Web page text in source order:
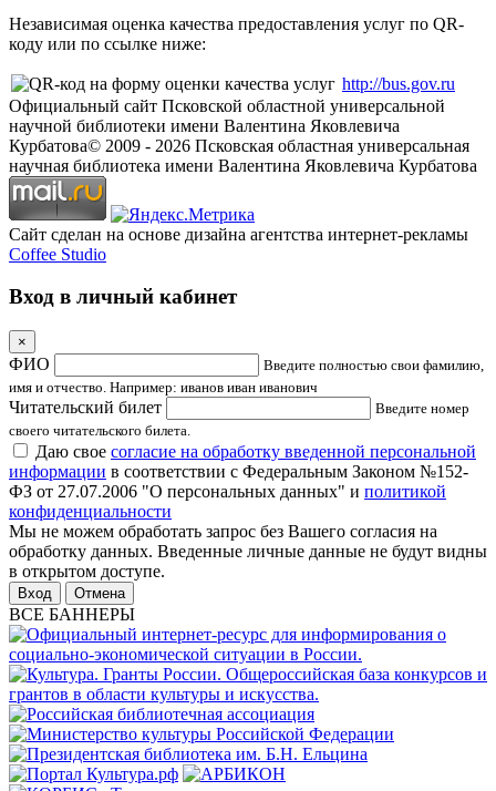
Независимая оценка качества предоставления услуг по QR-
коду или по ссылке ниже:
http://bus.gov.ru
Официальный сайт Псковской областной универсальной
научной библиотеки имени Валентина Яковлевича
Курбатова© 2009 - 2026 Псковская областная универсальная
научная библиотека имени Валентина Яковлевича Курбатова
Сайт сделан на основе дизайна агентства интернет-рекламы
Coffee Studio
Вход в личный кабинет
×
ФИО
Введите полностью свои фамилию,
имя и отчество. Например: иванов иван иванович
Читательский билет
Введите номер
своего читательского билета.
Даю свое согласие на обработку введенной персональной
информации в соответствии с Федеральным Законом №152-
ФЗ от 27.07.2006 "О персональных данных" и политикой
конфиденциальности
Мы не можем обработать запрос без Вашего согласия на
обработку данных. Введенные личные данные не будут видны
в открытом доступе.
Отмена
ВСЕ БАННЕРЫ